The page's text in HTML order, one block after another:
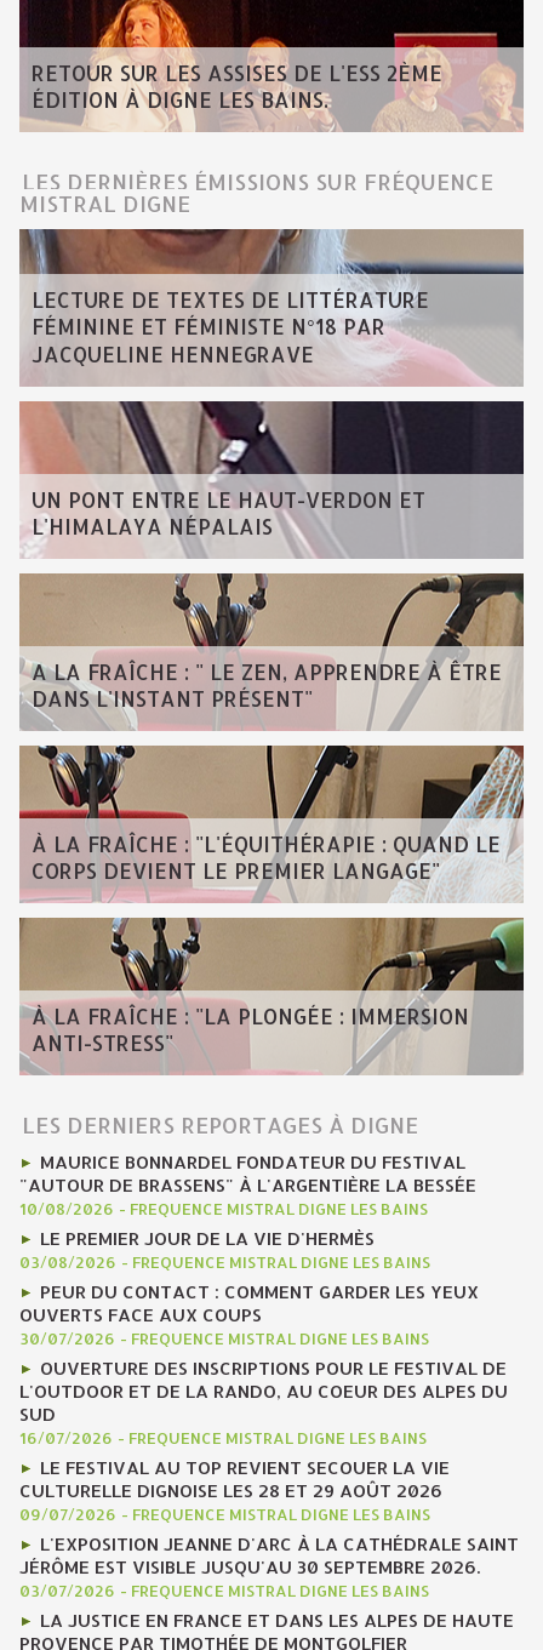
RETOUR SUR LES ASSISES DE L'ESS 2ÈME
ÉDITION À DIGNE LES BAINS.
LES DERNIÈRES ÉMISSIONS SUR FRÉQUENCE
MISTRAL DIGNE
LECTURE DE TEXTES DE LITTÉRATURE
FÉMININE ET FÉMINISTE N°18 PAR
JACQUELINE HENNEGRAVE
UN PONT ENTRE LE HAUT-VERDON ET
L'HIMALAYA NÉPALAIS
A LA FRAÎCHE : " LE ZEN, APPRENDRE À ÊTRE
DANS L'INSTANT PRÉSENT"
À LA FRAÎCHE : "L'ÉQUITHÉRAPIE : QUAND LE
CORPS DEVIENT LE PREMIER LANGAGE"
À LA FRAÎCHE : "LA PLONGÉE : IMMERSION
ANTI-STRESS"
LES DERNIERS REPORTAGES À DIGNE
MAURICE BONNARDEL FONDATEUR DU FESTIVAL
"AUTOUR DE BRASSENS" À L'ARGENTIÈRE LA BESSÉE
10/08/2026 - FREQUENCE MISTRAL DIGNE LES BAINS
LE PREMIER JOUR DE LA VIE D'HERMÈS
03/08/2026 - FREQUENCE MISTRAL DIGNE LES BAINS
PEUR DU CONTACT : COMMENT GARDER LES YEUX
OUVERTS FACE AUX COUPS
30/07/2026 - FREQUENCE MISTRAL DIGNE LES BAINS
OUVERTURE DES INSCRIPTIONS POUR LE FESTIVAL DE
L'OUTDOOR ET DE LA RANDO, AU COEUR DES ALPES DU
SUD
16/07/2026 - FREQUENCE MISTRAL DIGNE LES BAINS
LE FESTIVAL AU TOP REVIENT SECOUER LA VIE
CULTURELLE DIGNOISE LES 28 ET 29 AOÛT 2026
09/07/2026 - FREQUENCE MISTRAL DIGNE LES BAINS
L'EXPOSITION JEANNE D'ARC À LA CATHÉDRALE SAINT
JÉRÔME EST VISIBLE JUSQU'AU 30 SEPTEMBRE 2026.
03/07/2026 - FREQUENCE MISTRAL DIGNE LES BAINS
LA JUSTICE EN FRANCE ET DANS LES ALPES DE HAUTE
PROVENCE PAR TIMOTHÉE DE MONTGOLFIER